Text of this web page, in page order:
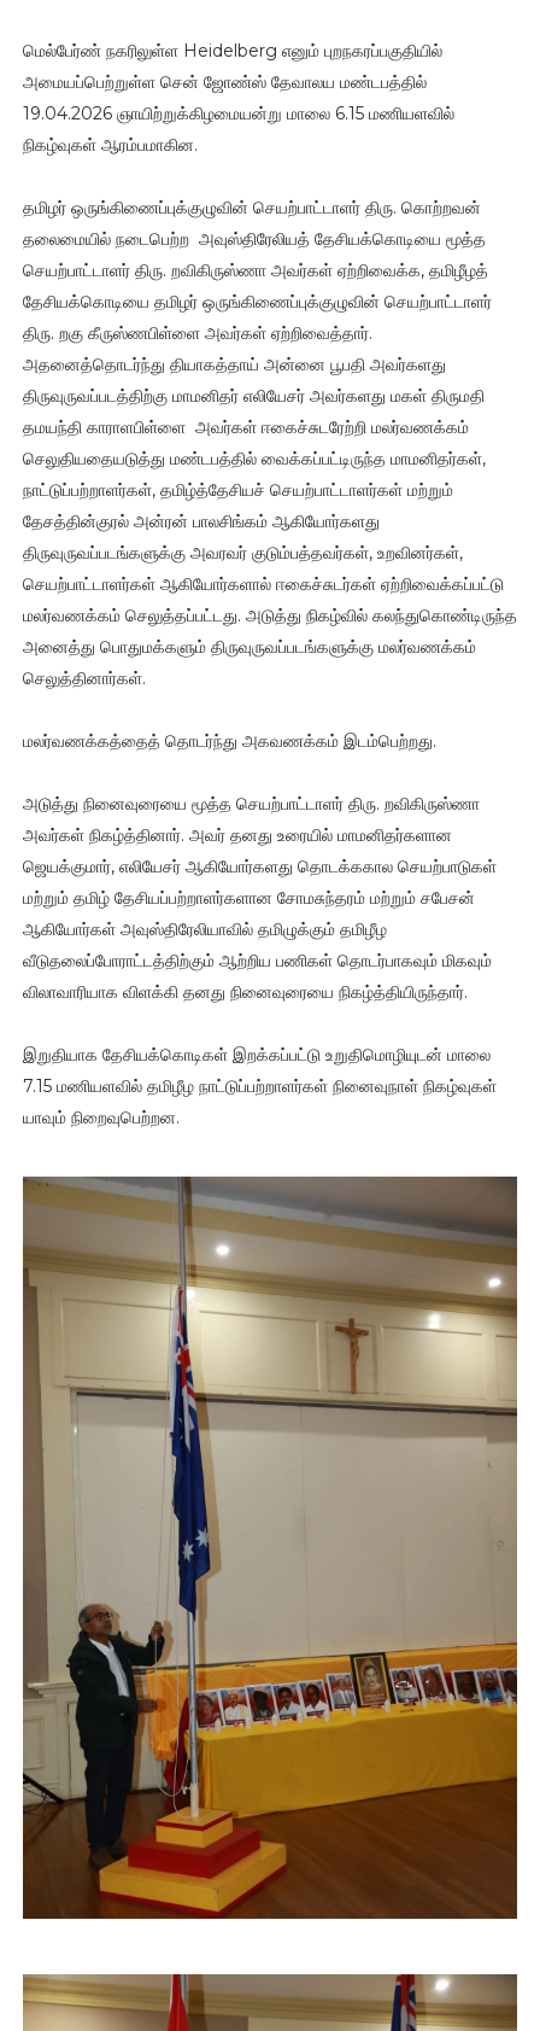
மெல்பேர்ண் நகரிலுள்ள Heidelberg எனும் புறநகரப்பகுதியில்
அமையப்பெற்றுள்ள சென் ஜோண்ஸ் தேவாலய மண்டபத்தில்
19.04.2026 ஞாயிற்றுக்கிழமையன்று மாலை 6.15 மணியளவில்
நிகழ்வுகள் ஆரம்பமாகின.
தமிழர் ஒருங்கிணைப்புக்குழுவின் செயற்பாட்டாளர் திரு. கொற்றவன்
தலைமையில் நடைபெற்ற அவுஸ்திரேலியத் தேசியக்கொடியை மூத்த
செயற்பாட்டாளர் திரு. றவிகிருஸ்ணா அவர்கள் ஏற்றிவைக்க, தமிழீழத்
தேசியக்கொடியை தமிழர் ஒருங்கிணைப்புக்குழுவின் செயற்பாட்டாளர்
திரு. றகு கீருஸ்ணபிள்ளை அவர்கள் ஏற்றிவைத்தார்.
அதனைத்தொடர்ந்து தியாகத்தாய் அன்னை பூபதி அவர்களது
திருவுருவப்படத்திற்கு மாமனிதர் எலியேசர் அவர்களது மகள் திருமதி
தமயந்தி காராளபிள்ளை அவர்கள் ஈகைச்சுடரேற்றி மலர்வணக்கம்
செலுதியதையடுத்து மண்டபத்தில் வைக்கப்பட்டிருந்த மாமனிதர்கள்,
நாட்டுப்பற்றாளர்கள், தமிழ்த்தேசியச் செயற்பாட்டாளர்கள் மற்றும்
தேசத்தின்குரல் அன்ரன் பாலசிங்கம் ஆகியோர்களது
திருவுருவப்படங்களுக்கு அவரவர் குடும்பத்தவர்கள், உறவினர்கள்,
செயற்பாட்டாளர்கள் ஆகியோர்களால் ஈகைச்சுடர்கள் ஏற்றிவைக்கப்பட்டு
மலர்வணக்கம் செலுத்தப்பட்டது. அடுத்து நிகழ்வில் கலந்துகொண்டிருந்த
அனைத்து பொதுமக்களும் திருவுருவப்படங்களுக்கு மலர்வணக்கம்
செலுத்தினார்கள்.
மலர்வணக்கத்தைத் தொடர்ந்து அகவணக்கம் இடம்பெற்றது.
அடுத்து நினைவுரையை மூத்த செயற்பாட்டாளர் திரு. றவிகிருஸ்ணா
அவர்கள் நிகழ்த்தினார். அவர் தனது உரையில் மாமனிதர்களான
ஜெயக்குமார், எலியேசர் ஆகியோர்களது தொடக்ககால செயற்பாடுகள்
மற்றும் தமிழ் தேசியப்பற்றாளர்களான சோமசுந்தரம் மற்றும் சபேசன்
ஆகியோர்கள் அவுஸ்திரேலியாவில் தமிழுக்கும் தமிழீழ
வீடுதலைப்போராட்டத்திற்கும் ஆற்றிய பணிகள் தொடர்பாகவும் மிகவும்
விலாவாரியாக விளக்கி தனது நினைவுரையை நிகழ்த்தியிருந்தார்.
இறுதியாக தேசியக்கொடிகள் இறக்கப்பட்டு உறுதிமொழியுடன் மாலை
7.15 மணியளவில் தமிழீழ நாட்டுப்பற்றாளர்கள் நினைவுநாள் நிகழ்வுகள்
யாவும் நிறைவுபெற்றன.